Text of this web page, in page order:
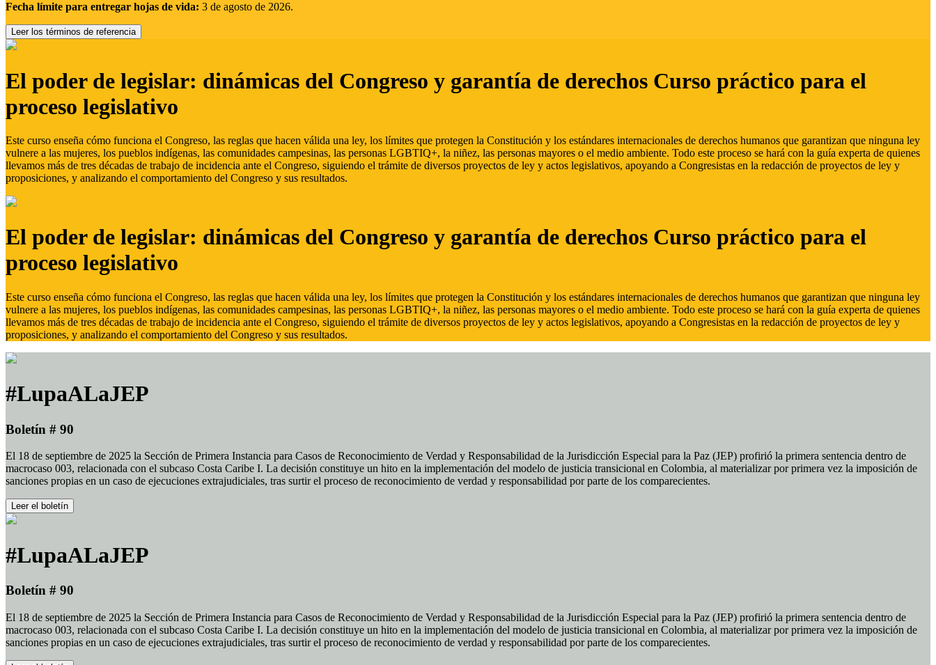
Fecha límite para entregar hojas de vida: 3 de agosto de 2026.
Leer los términos de referencia
El poder de legislar: dinámicas del Congreso y garantía de derechos Curso práctico para el
proceso legislativo
Este curso enseña cómo funciona el Congreso, las reglas que hacen válida una ley, los límites que protegen la Constitución y los estándares internacionales de derechos humanos que garantizan que ninguna ley
vulnere a las mujeres, los pueblos indígenas, las comunidades campesinas, las personas LGBTIQ+, la niñez, las personas mayores o el medio ambiente. Todo este proceso se hará con la guía experta de quienes
llevamos más de tres décadas de trabajo de incidencia ante el Congreso, siguiendo el trámite de diversos proyectos de ley y actos legislativos, apoyando a Congresistas en la redacción de proyectos de ley y
proposiciones, y analizando el comportamiento del Congreso y sus resultados.
El poder de legislar: dinámicas del Congreso y garantía de derechos Curso práctico para el
proceso legislativo
Este curso enseña cómo funciona el Congreso, las reglas que hacen válida una ley, los límites que protegen la Constitución y los estándares internacionales de derechos humanos que garantizan que ninguna ley
vulnere a las mujeres, los pueblos indígenas, las comunidades campesinas, las personas LGBTIQ+, la niñez, las personas mayores o el medio ambiente. Todo este proceso se hará con la guía experta de quienes
llevamos más de tres décadas de trabajo de incidencia ante el Congreso, siguiendo el trámite de diversos proyectos de ley y actos legislativos, apoyando a Congresistas en la redacción de proyectos de ley y
proposiciones, y analizando el comportamiento del Congreso y sus resultados.
#LupaALaJEP
Boletín # 90
El 18 de septiembre de 2025 la Sección de Primera Instancia para Casos de Reconocimiento de Verdad y Responsabilidad de la Jurisdicción Especial para la Paz (JEP) profirió la primera sentencia dentro de
macrocaso 003, relacionada con el subcaso Costa Caribe I. La decisión constituye un hito en la implementación del modelo de justicia transicional en Colombia, al materializar por primera vez la imposición de
sanciones propias en un caso de ejecuciones extrajudiciales, tras surtir el proceso de reconocimiento de verdad y responsabilidad por parte de los comparecientes.
Leer el boletín
#LupaALaJEP
Boletín # 90
El 18 de septiembre de 2025 la Sección de Primera Instancia para Casos de Reconocimiento de Verdad y Responsabilidad de la Jurisdicción Especial para la Paz (JEP) profirió la primera sentencia dentro de
macrocaso 003, relacionada con el subcaso Costa Caribe I. La decisión constituye un hito en la implementación del modelo de justicia transicional en Colombia, al materializar por primera vez la imposición de
sanciones propias en un caso de ejecuciones extrajudiciales, tras surtir el proceso de reconocimiento de verdad y responsabilidad por parte de los comparecientes.